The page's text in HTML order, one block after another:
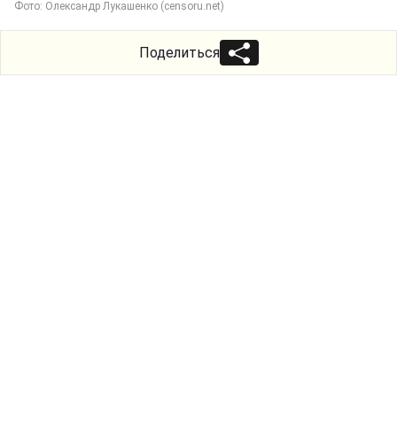
Фото: Олександр Лукашенко (censoru.net)
Поделиться